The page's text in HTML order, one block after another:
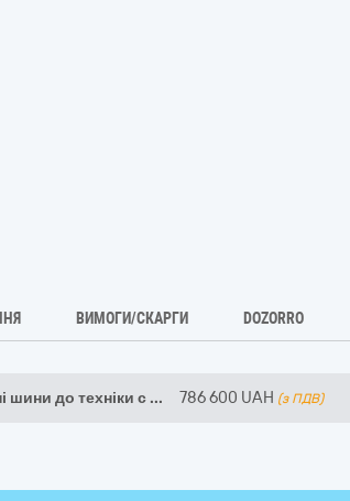
ВИМОГИ/СКАРГИ DOZORRO
шини до техніки с ... 786 600 UAH (з ПДВ)